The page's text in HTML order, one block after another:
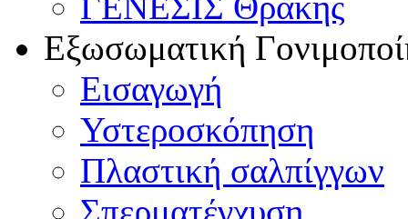
Εξωσωματική
Εισαγωγή
Υστεροσκόπηση
Πλαστική σαλπίγγων
Σπερματέγχυση